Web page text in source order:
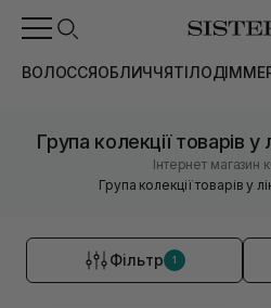
ВОЛОССЯОБЛИЧЧЯТІЛОДІМ
Група колекції товарів у
Інтернет магазин
Група колекції товарів у
Фільтр 1